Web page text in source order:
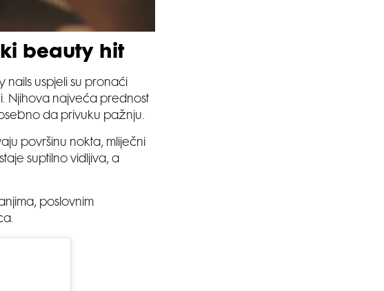
beauty hit
nails uspjeli su pronaći
Njihova najveća prednost
da privuku pažnju.
površinu nokta, mliječni
suptilno vidljiva, a
poslovnim